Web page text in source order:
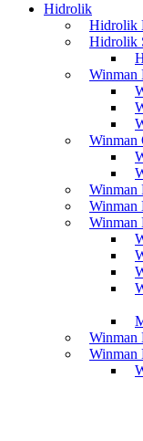
Hidrolik
Hidrolik
Hidrolik
Winman
Winman
Winman
Winman
Winman